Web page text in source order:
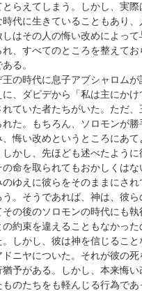
らえてしまう。しかし、実際
代に生きていることもあり
しはその人の悔い改めによっ
、すべてのところを整えて
る。
王の時代に息子アブシャロム
、ダビデから「私は主にか
れていた者たちがいた。ただ
れた。もちろん、ソロモンが
、悔い改めというところにあ
しかし、先ほども述べたよう
の命を取られてもおかしくは
のゆえに彼らをそのままにさ
う。そうであれば、神は、彼
の後のソロモンの時代にも
の約束を違えることもなかっ
。しかし、彼は神を信じるこ
ドニヤについた。それが彼の
猶予がある。しかし、本来悔
のたちをも軽んじる行為で